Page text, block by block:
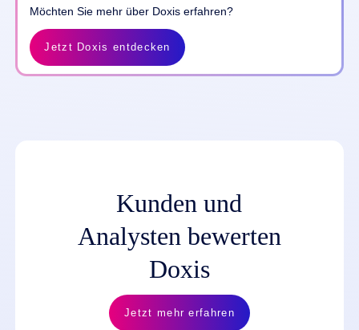
Möchten Sie mehr über Doxis erfahren?
Jetzt Doxis entdecken
Kunden und
Analysten bewerten
Doxis
Jetzt mehr erfahren